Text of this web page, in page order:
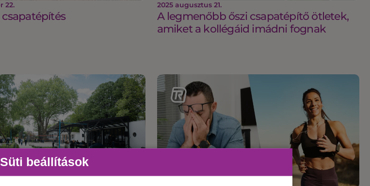
22. 2025 augusztus 21.
A legmenőbb őszi csapatépítő ötletek,
amiket a kollégáid imádni fognak
Süti beállítások